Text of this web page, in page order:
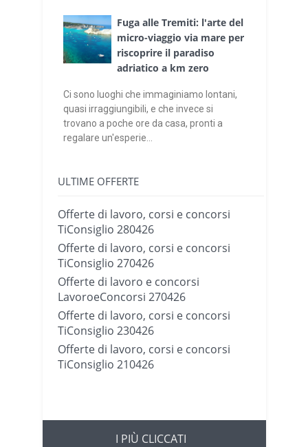
Fuga alle Tremiti: l'arte del
micro-viaggio via mare per
riscoprire il paradiso
adriatico a km zero
Ci sono luoghi che immaginiamo lontani,
quasi irraggiungibili, e che invece si
trovano a poche ore da casa, pronti a
regalare un'esperie...
ULTIME OFFERTE
Offerte di lavoro, corsi e concorsi
TiConsiglio 280426
Offerte di lavoro, corsi e concorsi
TiConsiglio 270426
Offerte di lavoro e concorsi
LavoroeConcorsi 270426
Offerte di lavoro, corsi e concorsi
TiConsiglio 230426
Offerte di lavoro, corsi e concorsi
TiConsiglio 210426
I PIÙ CLICCATI